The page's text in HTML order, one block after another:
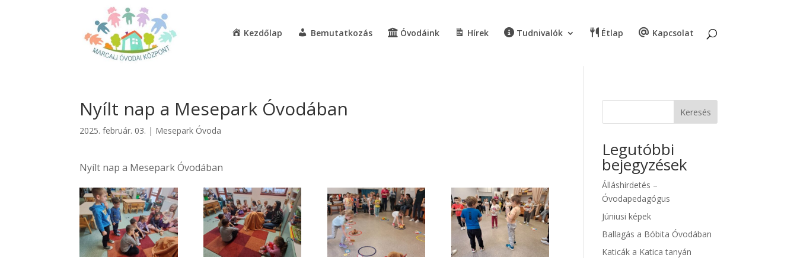
Kezdőlap Bemutatkozás Óvodáink Hírek Tudnivalók Étlap Kapcsolat
Nyílt nap a Mesepark Óvodában
2025. február. 03. | Mesepark Óvoda
Nyílt nap a Mesepark Óvodában
Keresés
Legutóbbi
bejegyzések
Álláshirdetés –
Óvodapedagógus
Júniusi képek
Ballagás a Bóbita Óvodában
Katicák a Katica tanyán